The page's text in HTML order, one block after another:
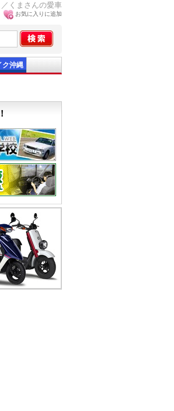
くまさんの愛車
お気に入りに追加
ク沖縄